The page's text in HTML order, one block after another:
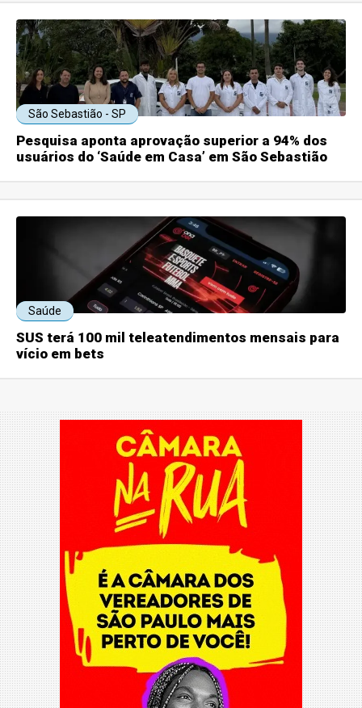
São Sebastião - SP
Pesquisa aponta aprovação superior a 94% dos
usuários do ‘Saúde em Casa’ em São Sebastião
Saúde
SUS terá 100 mil teleatendimentos mensais para
vício em bets